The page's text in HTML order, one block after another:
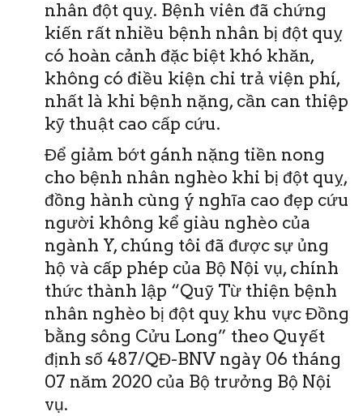
nhân đột quỵ. Bệnh viên đã chứng
kiến rất nhiều bệnh nhân bị đột quỵ
có hoàn cảnh đặc biệt khó khăn,
không có điều kiện chi trả viện phí,
nhất là khi bệnh nặng, cần can thiệp
kỹ thuật cao cấp cứu.
Để giảm bớt gánh nặng tiền nong
cho bệnh nhân nghèo khi bị đột quỵ,
đồng hành cùng ý nghĩa cao đẹp cứu
người không kể giàu nghèo của
ngành Y, chúng tôi đã được sự ủng
hộ và cấp phép của Bộ Nội vụ, chính
thức thành lập “Quỹ Từ thiện bệnh
nhân nghèo bị đột quỵ khu vực Đồng
bằng sông Cửu Long” theo Quyết
định số 487/QĐ-BNV ngày 06 tháng
07 năm 2020 của Bộ trưởng Bộ Nội
vụ.